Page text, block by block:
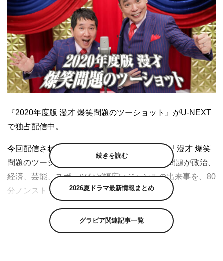
『2020年度版 漫才 爆笑問題のツーショット』がU-NEXT
で独占配信中。
今回配信されるのは、2006年にスタートした「漫才 爆笑
問題のツーショット」シリーズ第16弾。爆笑問題が政治、
経済、芸能、スポーツなど幅広いジャンルの出来事を、80
分ノンストップの漫才で笑いに変えていく。
コロナ禍の社会情勢や自粛生活にも触れながら、動画配信
サービスをはじめとするはやりのサブスクサービスや、高
続きを読む
2026夏ドラマ最新情報まとめ
グラビア関連記事一覧